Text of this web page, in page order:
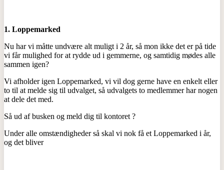
1. Loppemarked
Nu har vi måtte undvære alt muligt i 2 år, så mon ikke det er på tide
vi får mulighed for at rydde ud i gemmerne, og samtidig mødes alle
sammen igen?
Vi afholder igen Loppemarked, vi vil dog gerne have en enkelt eller
to til at melde sig til udvalget, så udvalgets to medlemmer har nogen
at dele det med.
Så ud af busken og meld dig til kontoret ?
Under alle omstændigheder så skal vi nok få et Loppemarked i år,
og det bliver